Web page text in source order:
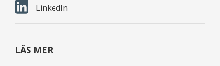
LinkedIn
LÄS MER